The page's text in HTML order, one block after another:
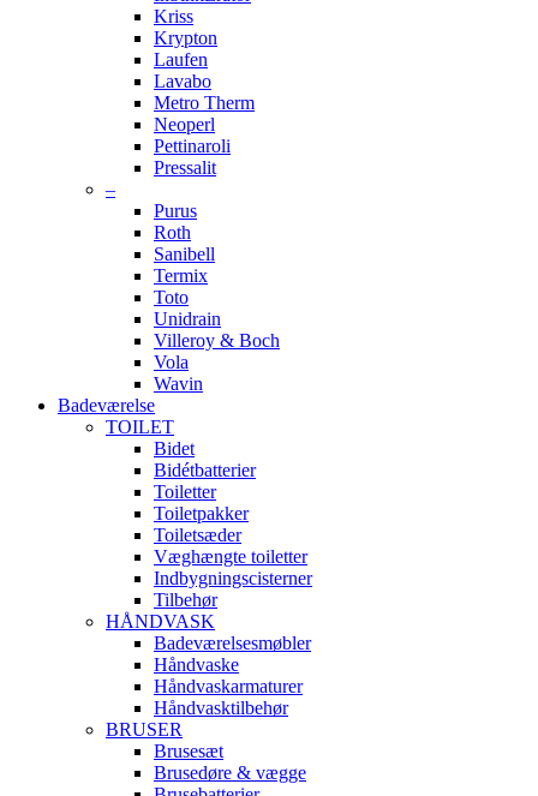
Kriss
Krypton
Laufen
Lavabo
Metro Therm
Neoperl
Pettinaroli
Pressalit
–
Purus
Roth
Sanibell
Termix
Toto
Unidrain
Villeroy & Boch
Vola
Wavin
Badeværelse
TOILET
Bidet
Bidétbatterier
Toiletter
Toiletpakker
Toiletsæder
Væghængte toiletter
Indbygningscisterner
Tilbehør
HÅNDVASK
Badeværelsesmøbler
Håndvaske
Håndvaskarmaturer
Håndvasktilbehør
BRUSER
Brusesæt
Brusedøre & vægge